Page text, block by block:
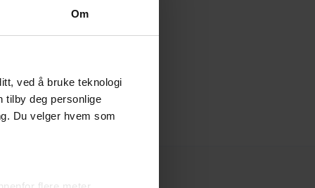
Om
ved å bruke teknologi
tilby deg personlige
Du velger hvem som